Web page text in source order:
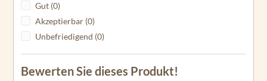
Gut (0)
Akzeptierbar (0)
Unbefriedigend (0)
Bewerten Sie dieses Produkt!